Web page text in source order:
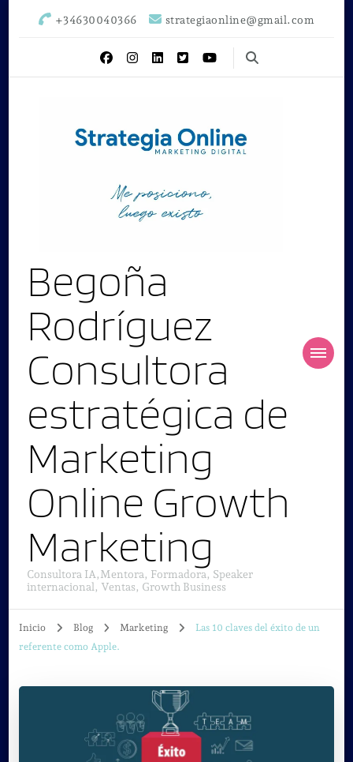
+34630040366 strategiaonline@gmail.com
Begoña
Rodríguez
Consultora
estratégica de
Marketing
Online Growth
Marketing
Consultora IA,Mentora, Formadora, Speaker
internacional, Ventas, Growth Business
Inicio Blog Marketing
Las 10 claves del éxito de un
referente como Apple.